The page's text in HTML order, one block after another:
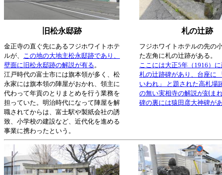
旧松永邸跡 札の辻跡
金正寺の直ぐ先にあるフジホワイトホテ
ルが、 この地の大地主松永邸跡であり、
壁面に旧松永邸跡の解説が有る。
江戸時代の富士市には旗本領が多く、松
永家には旗本領の陣屋がおかれ、領主に
代わって年貢のとりまとめを行う業務を
担っていた。明治時代になって陣屋を解
職されてからは、富士駅や製紙会社の誘
致、小学校の建設など、近代化を進める
事業に携わったという。
フジホワイトホテルの先の
た左角に札の辻跡がある。
ここには大正5年（1916）
札の辻跡碑があり、台座に
いわれ」 と題された高札場
の無い実相寺の解説が刻ま
碑の裏には猿田彦大神碑が